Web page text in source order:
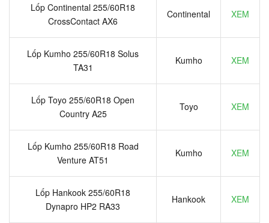
Lốp Continental 255/60R18
CrossContact AX6
Continental XEM
Lốp Kumho 255/60R18 Solus
TA31
Kumho XEM
Lốp Toyo 255/60R18 Open
Country A25
Toyo XEM
Lốp Kumho 255/60R18 Road
Venture AT51
Kumho XEM
Lốp Hankook 255/60R18
Dynapro HP2 RA33
Hankook XEM